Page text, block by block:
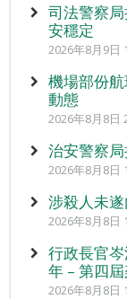
司法警察
安穩定
2026年8月9日
機場部份
動態
2026年8月8日
治安警察
2026年8月8日
涉殺人未
2026年8月8日
行政長官
年 – 第四屆
2026年8月8日